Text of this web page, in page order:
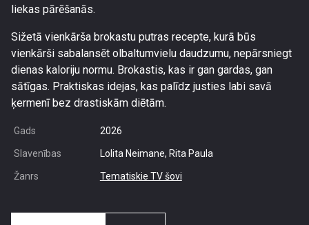
liekas pārēšanās.
Sižetā vienkārša brokastu putras recepte, kurā būs
vienkārši sabalansēt olbaltumvielu daudzumu, nepārsniegt
dienas kaloriju normu. Brokastis, kas ir gan gardas, gan
sātīgas. Praktiskas idejas, kas palīdz justies labi savā
ķermenī bez drastiskām diētām.
Gads 2026
Slavenības Lolita Neimane, Rita Paula
Žanrs Tematiskie TV šovi